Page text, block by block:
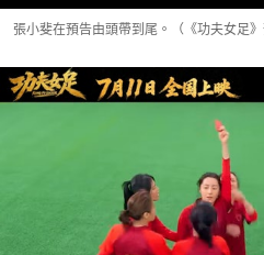
張小斐在預告由頭帶到尾。（《功夫女足》